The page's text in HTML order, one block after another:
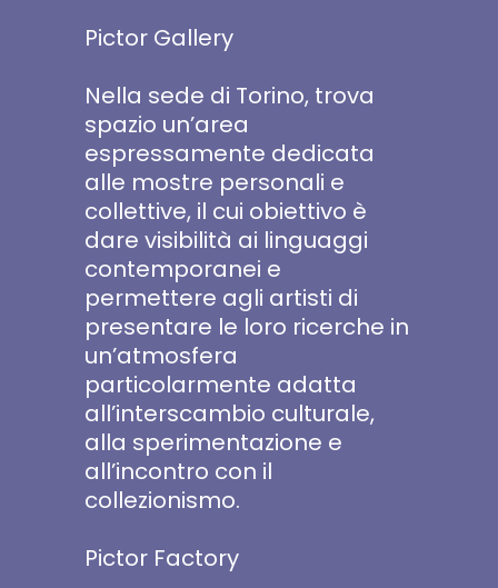
Pictor Gallery
Nella sede di Torino, trova
spazio un’area
espressamente dedicata
alle mostre personali e
collettive, il cui obiettivo è
dare visibilità ai linguaggi
contemporanei e
permettere agli artisti di
presentare le loro ricerche in
un’atmosfera
particolarmente adatta
all’interscambio culturale,
alla sperimentazione e
all’incontro con il
collezionismo.
Pictor Factory